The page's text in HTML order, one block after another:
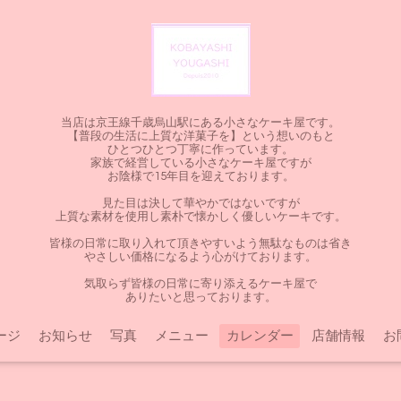
当店は京王線千歳烏山駅にある小さなケーキ屋です。
【普段の生活に上質な洋菓子を】という想いのもと
ひとつひとつ丁寧に作っています。
家族で経営している小さなケーキ屋ですが
お陰様で15年目を迎えております。
見た目は決して華やかではないですが
上質な素材を使用し素朴で懐かしく優しいケーキです。
皆様の日常に取り入れて頂きやすいよう無駄なものは省き
やさしい価格になるよう心がけております。
気取らず皆様の日常に寄り添えるケーキ屋で
ありたいと思っております。
ジ お知らせ 写真 メニュー カレンダー 店舗情報 お